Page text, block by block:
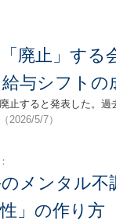
廃止」す
与シフトの
止すると発表した。過
（2026/5/7）
メンタル
」の作り方